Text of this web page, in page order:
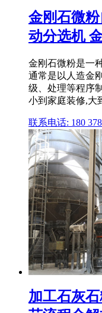
金刚石微
动分选机
金刚石微粉是一
通常是以人造金
级、处理等程序
小到家庭装修,大
联系电话: 180
加工石灰